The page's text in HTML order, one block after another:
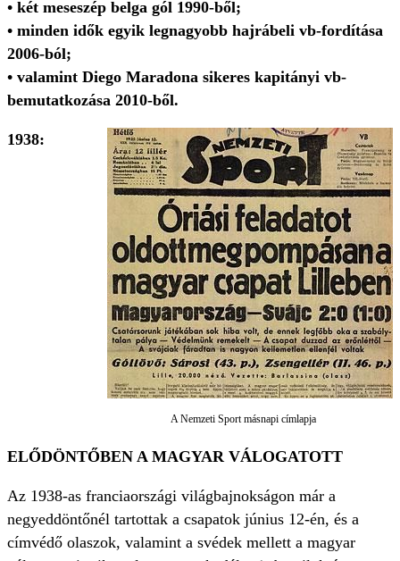
• két meseszép belga gól 1990-ből;
• minden idők egyik legnagyobb hajrábeli vb-fordítása
2006-ból;
• valamint Diego Maradona sikeres kapitányi vb-
bemutatkozása 2010-ből.
A Nemzeti Sport másnapi címlapja
1938:
ELŐDÖNTŐBEN A MAGYAR VÁLOGATOTT
Az 1938-as franciaországi világbajnokságon már a
negyeddöntőnél tartottak a csapatok június 12-én, és a
címvédő olaszok, valamint a svédek mellett a magyar